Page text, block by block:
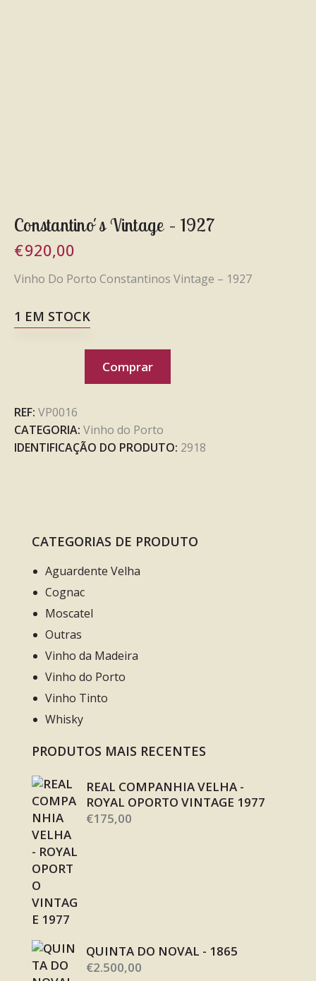
Constantino´s Vintage – 1927
€920,00
Vinho Do Porto Constantinos Vintage – 1927
1 EM STOCK
Comprar
REF: VP0016
CATEGORIA: Vinho do Porto
IDENTIFICAÇÃO DO PRODUTO: 2918
CATEGORIAS DE PRODUTO
Aguardente Velha
Cognac
Moscatel
Outras
Vinho da Madeira
Vinho do Porto
Vinho Tinto
Whisky
PRODUTOS MAIS RECENTES
REAL COMPANHIA VELHA -
ROYAL OPORTO VINTAGE 1977
€175,00
QUINTA DO NOVAL - 1865
€2.500,00